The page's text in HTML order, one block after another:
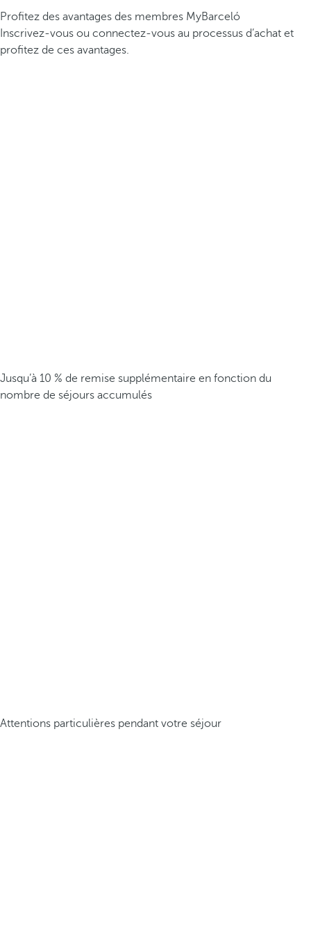
Profitez des avantages des membres MyBarceló
Inscrivez-vous ou connectez-vous au processus d’achat et
profitez de ces avantages.
Jusqu’à 10 % de remise supplémentaire en fonction du
nombre de séjours accumulés
Attentions particulières pendant votre séjour